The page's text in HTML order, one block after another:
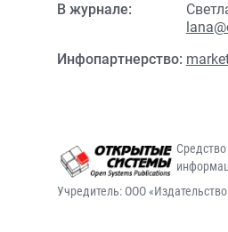
В журнале:
Инфопартнерство:
Учредитель: ООО